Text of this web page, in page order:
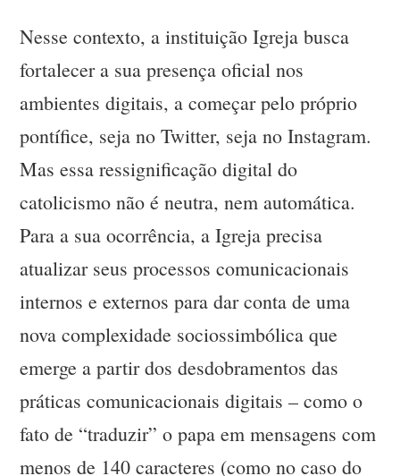
Nesse contexto, a instituição Igreja busca
fortalecer a sua presença oficial nos
ambientes digitais, a começar pelo próprio
pontífice, seja no Twitter, seja no Instagram.
Mas essa ressignificação digital do
catolicismo não é neutra, nem automática.
Para a sua ocorrência, a Igreja precisa
atualizar seus processos comunicacionais
internos e externos para dar conta de uma
nova complexidade sociossimbólica que
emerge a partir dos desdobramentos das
práticas comunicacionais digitais – como o
fato de “traduzir” o papa em mensagens com
menos de 140 caracteres (como no caso do